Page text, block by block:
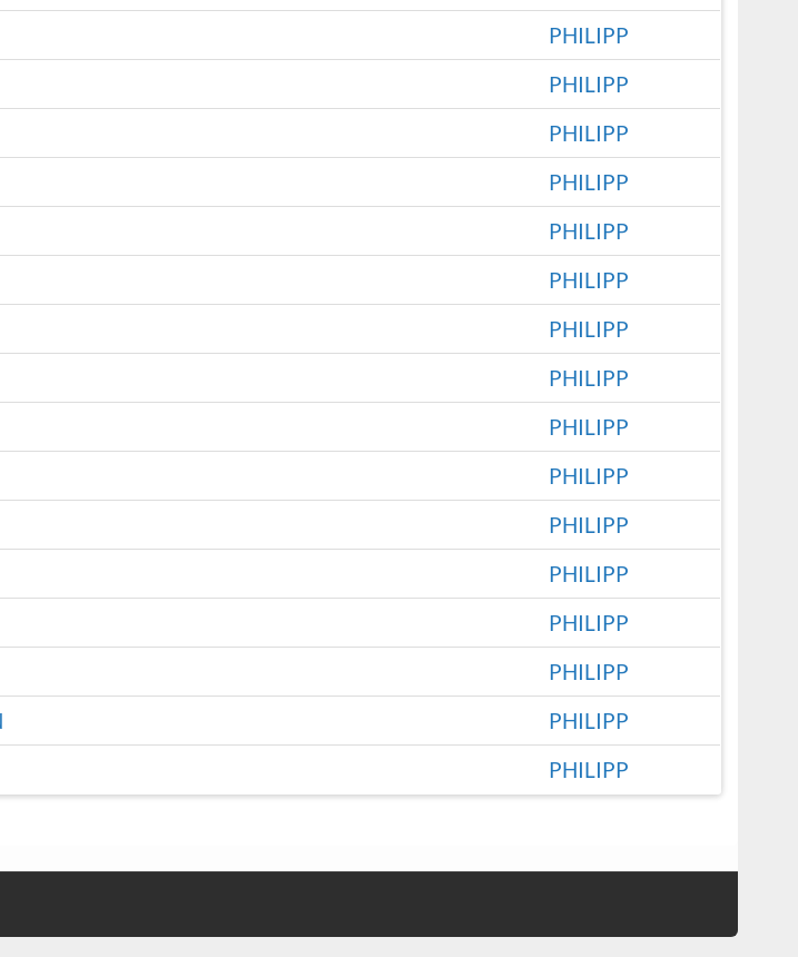
PHILIPP
PHILIPP
PHILIPP
PHILIPP
PHILIPP
PHILIPP
PHILIPP
PHILIPP
PHILIPP
PHILIPP
PHILIPP
PHILIPP
PHILIPP
PHILIPP
PHILIPP
PHILIPP